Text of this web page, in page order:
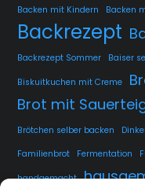
Backen mit Kindern Backen
Backrezept
Backrezept Sommer Baiser
Biskuitkuchen mit Creme
Brot mit
Brötchen selber backen
Familienbrot
Fermentation
handgemacht